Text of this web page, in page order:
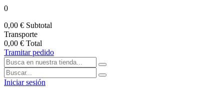
0
0,00 € Subtotal
Transporte
0,00 € Total
Tramitar pedido
Iniciar sesión